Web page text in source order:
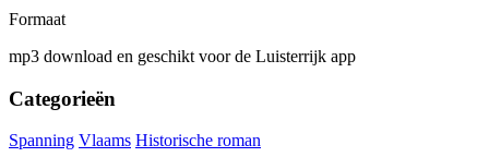
Formaat
mp3 download en geschikt voor de Luisterrijk app
Categorieën
Spanning Vlaams Historische roman